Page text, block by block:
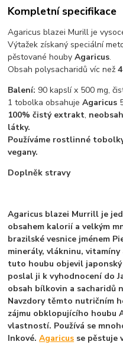
Kompletní specifikace
Agaricus blazei Murill je
Výtažek získaný speciální
pěstované houbyAgaricus.
Obsah polysacharidů víc než
Balení: 90 kapslí x 500 mg,
1 tobolka obsahujeAgaricus
100% čistý extrakt,
látky.
Používáme rostlinné
vegany.
Doplněk stravy
Agaricus blazei Murrill je
obsahem kalorií a velkým
brazilské vesnice jménem
minerály, vlákninu, vitamíny
tuto houbu objevil
poslal ji k vyhodnocení do
obsah bílkovin a sacharidů
Navzdory těmto nutričním
zájmu obklopujícího houbu
vlastností. Používá se
Inkové.Agaricus se pěstuje